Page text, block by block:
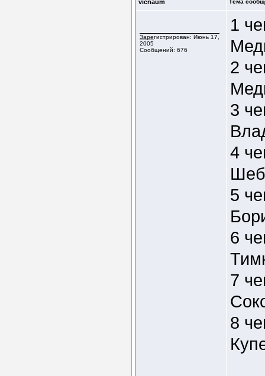
vicnaum Тема
Зарегистрирован: Июнь 17,
2005
Сообщений: 676
1
2
3
4
5
6
7
8